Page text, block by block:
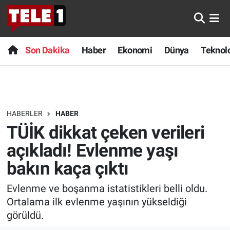
Son Dakika Haber Ekonomi Dünya
HABERLER HABER
TÜİK dikkat çeken verileri
açıkladı! Evlenme yaşı
bakın kaça çıktı
Evlenme ve boşanma istatistikleri belli oldu.
Ortalama ilk evlenme yaşının yükseldiği
görüldü.
Anında Manşet
Başka Sohbetler
Bilim turu
Bilim ve Teknoloji Evreni
Doğa Konuşuyor
Dünya
Ege Saati
Son Dakika
Haber
Dünya
Teknoloji
Sağlık
Spor
Yayın Akışı
Nöbetçi Eczaneler
Hava Durumu
Trafik Durumu
Süper Lig Puan Durumu ve Fikstür
Tüm Manşetler
Son Dakika Haberleri
Haber Arşivi